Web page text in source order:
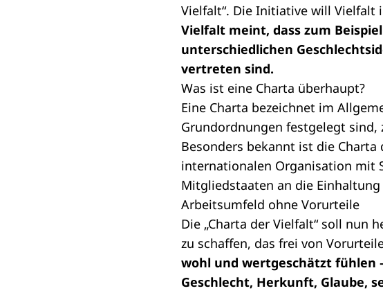
Vielfalt“. Die Initiative will
Vielfalt meint, dass zum
unterschiedlichen
vertreten sind.
Was ist eine Charta überhaupt?
Eine Charta bezeichnet im
Grundordnungen festgelegt
Besonders bekannt ist die
internationalen Organisation mit
Mitgliedstaaten an die
Arbeitsumfeld ohne Vorurteile
Die „Charta der Vielfalt“ soll nun
zu schaffen, das frei von
wohl und wertgeschätzt fühlen
Geschlecht, Herkunft, Glaube,